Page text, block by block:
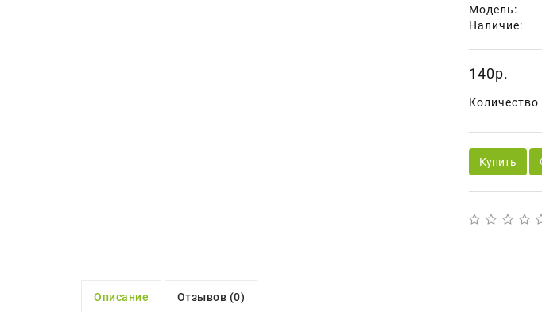
Модель:
Наличие:
140р.
Количество
Купить
Описание Отзывов (0)